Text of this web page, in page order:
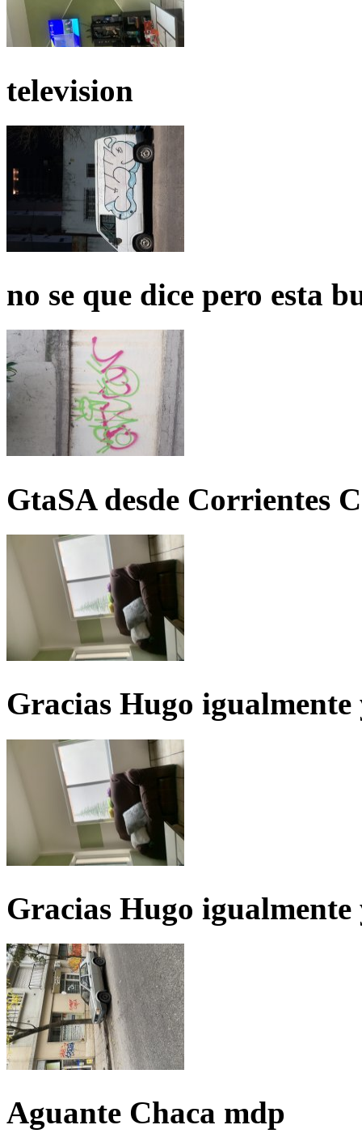
television
no se que dice pero esta
GtaSA desde Corrientes
Gracias Hugo igualmente
Gracias Hugo igualmente
Aguante Chaca mdp